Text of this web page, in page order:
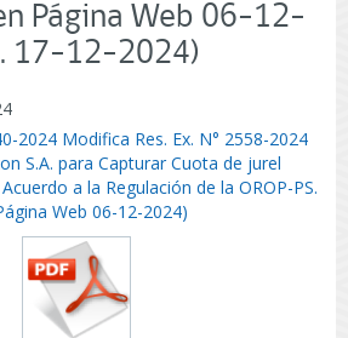
Página Web 06-12-
17-12-2024)
2024 Modifica Res. Ex. N° 2558-2024
S.A. para Capturar Cuota de jurel
a la Regulación de la OROP-PS.
Web 06-12-2024)